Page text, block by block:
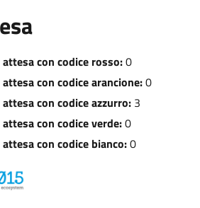
con codice rosso:0
con codice arancione:0
con codice azzurro: 3
con codice verde:0
con codice bianco:0